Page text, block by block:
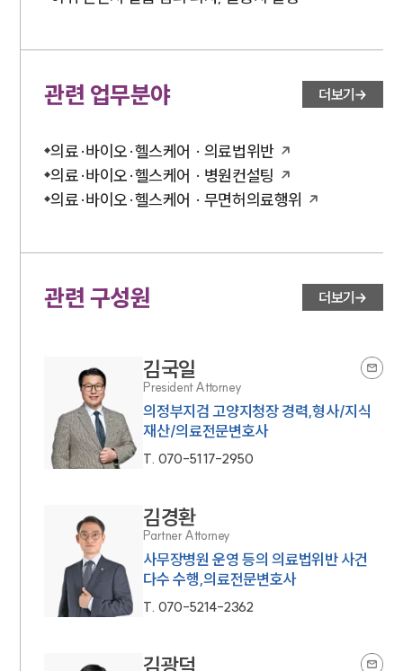
관련 업무분야 더보기
의료·바이오·헬스케어 · 의료법위반
의료·바이오·헬스케어 · 병원컨설팅
의료·바이오·헬스케어 · 무면허의료행위
관련 구성원 더보기
김국일
President Attorney
의정부지검 고양지청장 경력,형사/지식
재산/의료전문변호사
T. 070-5117-2950
김경환
Partner Attorney
사무장병원 운영 등의 의료법위반 사건
다수 수행,의료전문변호사
T. 070-5214-2362
김광덕